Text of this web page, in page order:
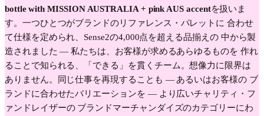
bottle with MISSION AUSTRALIA + pink AUS accentを扱いま
す。一つひとつがブランドのリファレンス・パレットに 合わせ
て仕様を定められ、Sense2の4,000点を超える品揃えの 中から製
造されました — 私たちは、お客様が求めるあらゆるものを 作れ
ることで知られる、「できる」を貫くチーム。想像力に限界は
ありません。同じ仕事を再現することも — あるいはお客様の ブ
ランドに合わせたバリエーションを — より広いチャリティ・フ
ァンドレイザーの ブランドマーチャンダイズのカテゴリーにわ